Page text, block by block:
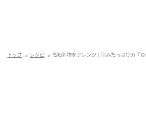
トップ レシピ 高知名物をアレンジ！旨みたっぷりの「